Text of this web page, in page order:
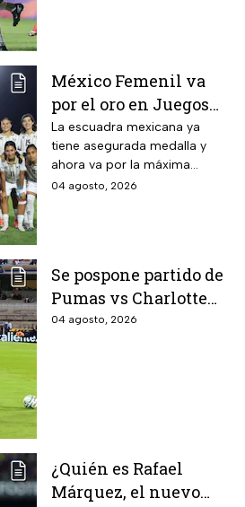
México Femenil va
por el oro en Juegos
Centroamericanos; ya
conoce a su rival
La escuadra mexicana ya
tiene asegurada medalla y
ahora va por la máxima
presea en los Juegos
04 agosto, 2026
Se pospone partido de
Pumas vs Charlotte
FC en el inicio de la
04 agosto, 2026
¿Quién es Rafael
Márquez, el nuevo